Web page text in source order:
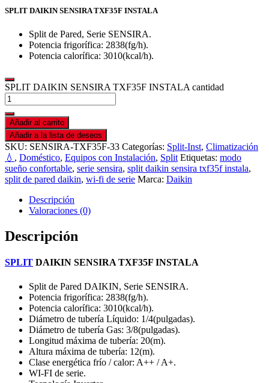
SPLIT DAIKIN SENSIRA TXF35F INSTALA
Split de Pared, Serie SENSIRA.
Potencia frigorífica: 2838(fg/h).
Potencia calorífica: 3010(kcal/h).
SPLIT DAIKIN SENSIRA TXF35F INSTALA cantidad
Añadir al carrito
Añadir a la lista de deseos
SKU: SENSIRA-TXF35F-33 Categorías: Split-Inst, Climatización
💧 , Doméstico, Equipos con Instalación, Split Etiquetas: modo
sueño confortable, serie sensira, split daikin sensira txf35f instala,
split de pared daikin, wi-fi de serie Marca: Daikin
Descripción
Valoraciones (0)
Descripción
SPLIT DAIKIN SENSIRA TXF35F INSTALA
Split de Pared DAIKIN, Serie SENSIRA.
Potencia frigorífica: 2838(fg/h).
Potencia calorífica: 3010(kcal/h).
Diámetro de tubería Líquido: 1/4(pulgadas).
Diámetro de tubería Gas: 3/8(pulgadas).
Longitud máxima de tubería: 20(m).
Altura máxima de tubería: 12(m).
Clase energética frío / calor: A++ / A+.
WI-FI de serie.